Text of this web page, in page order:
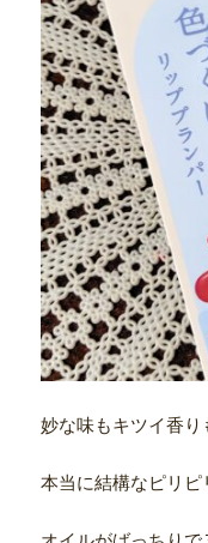
妙な味もキツイ香り
本当に結構なピリ